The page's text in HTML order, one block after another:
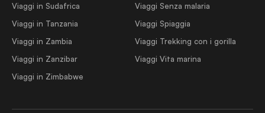
Viaggi in Sudafrica
Viaggi in Tanzania
Viaggi in Zambia
Viaggi in Zanzibar
Viaggi in Zimbabwe
Viaggi Senza malaria
Viaggi Spiaggia
Viaggi Trekking con i gorilla
Viaggi Vita marina